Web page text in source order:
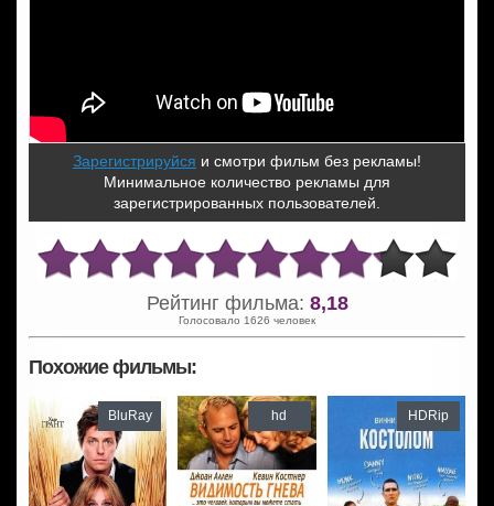
Зарегистрируйся и смотри фильм без рекламы!
Минимальное количество рекламы для
зарегистрированных пользователей.
Рейтинг фильма: 8,18
Голосовало 1626 человек
Похожие фильмы:
BluRay hd HDRip